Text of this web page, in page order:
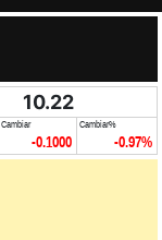
10.22
Cambiar
-0.1000
Cambiar%
-0.97%